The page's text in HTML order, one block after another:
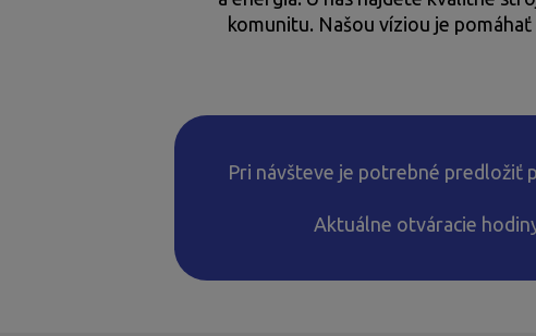
komunitu. Našou víziou je
Pri návšteve je potrebné
Aktuálne otváracie